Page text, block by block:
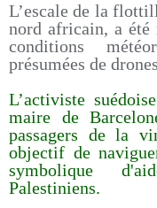
L’escale de la
nord africain, a été
conditions
présumées de
L’activiste
maire de
passagers de la
objectif de
symbolique
Palestiniens.